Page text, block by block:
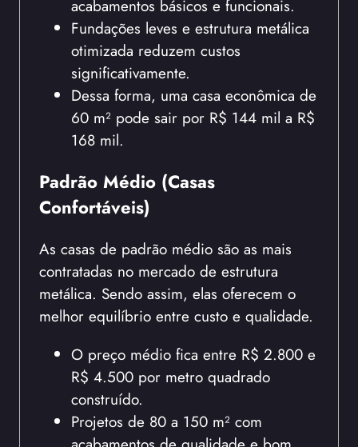
acabamentos básicos e funcionais.
Fundações leves e estrutura metálica
otimizada reduzem custos
significativamente.
Dessa forma, uma casa econômica de
60 m² pode sair por R$ 144 mil a R$
168 mil.
Padrão Médio (Casas
Confortáveis)
As casas de padrão médio são as mais
contratadas no mercado de estrutura
metálica. Sendo assim, elas oferecem o
melhor equilíbrio entre custo e qualidade.
O preço médio fica entre R$ 2.800 e
R$ 4.500 por metro quadrado
construído.
Projetos de 80 a 150 m² com